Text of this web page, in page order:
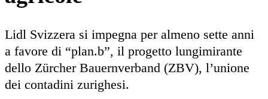
Lidl Svizzera si impegna per almeno sette anni
a favore di “plan.b”, il progetto lungimirante
dello Zürcher Bauernverband (ZBV), l’unione
dei contadini zurighesi.